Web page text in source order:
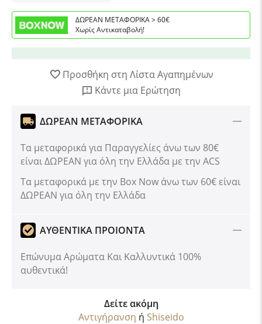
ΔΩΡΕΑΝ ΜΕΤΑΦΟΡΙΚΑ > 60€
Χωρίς Αντικαταβολή!
Προσθήκη στη Λίστα Αγαπημένων
Κάντε μια Ερώτηση
ΔΩΡΕΑΝ ΜΕΤΑΦΟΡΙΚΑ
Τα μεταφορικά για Παραγγελίες άνω των 80€
είναι ΔΩΡΕΑΝ για όλη την Ελλάδα με την ACS
Tα μεταφορικά με την Box Now άνω των 60€ είναι
ΔΩΡΕΑΝ για όλη την Ελλάδα
ΑΥΘΕΝΤΙΚΑ ΠΡΟΙΟΝΤΑ
Επώνυμα Αρώματα Και Καλλυντικά 100%
αυθεντικά!
Δείτε ακόμη
Αντιγήρανση ή Shiseido